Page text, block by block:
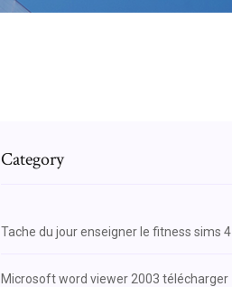
Category
Tache du jour enseigner le fitness sims 4
Microsoft word viewer 2003 télécharger